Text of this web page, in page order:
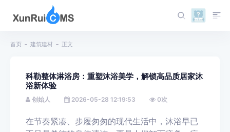
首页 建筑建材 正文
科勒整体淋浴房：重塑沐浴美学，解锁高品质居家沐
浴新体验
创始人 2026-05-28 12:19:53 0次
在节奏紧凑、步履匆匆的现代生活中，沐浴早已